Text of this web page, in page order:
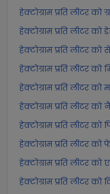
हेक्टोग्राम प्रति लीटर को
हेक्टोग्राम प्रति लीटर को
हेक्टोग्राम प्रति लीटर को
हेक्टोग्राम प्रति लीटर को
हेक्टोग्राम प्रति लीटर को
हेक्टोग्राम प्रति लीटर को
हेक्टोग्राम प्रति लीटर को
हेक्टोग्राम प्रति लीटर को
हेक्टोग्राम प्रति लीटर को
हेक्टोग्राम प्रति लीटर को